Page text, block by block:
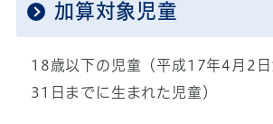
加算対象児童
18歳以下の児童（平成17年4月2日
31日までに生まれた児童）